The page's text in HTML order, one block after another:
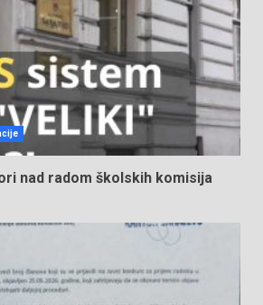
nad radom školskih komisija